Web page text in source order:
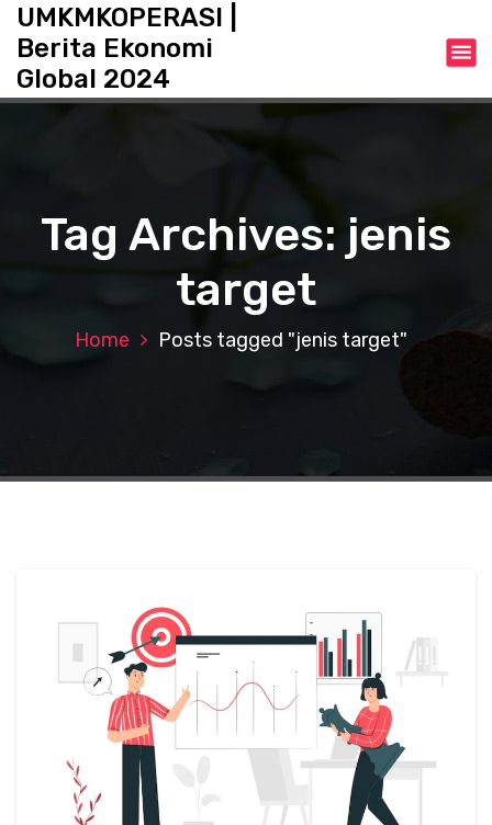
t
UMKMKOPERASI |
Berita Ekonomi
Global 2024
Tag Archives: jenis
target
Home Posts tagged "jenis target"